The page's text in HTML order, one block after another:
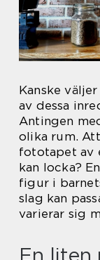
Kanske
av dessa
Antingen
olika rum.
fototapet av
kan locka?
figur i
slag kan
varierar sig
En liten